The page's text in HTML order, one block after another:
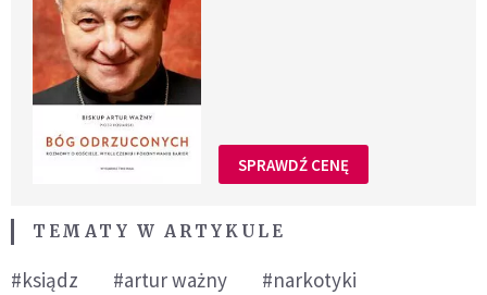
SPRAWDŹ CENĘ
TEMATY W ARTYKULE
#ksiądz #artur ważny #narkotyki